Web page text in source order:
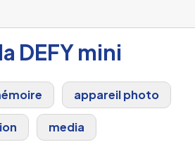
DEFY mini
appareil photo
media